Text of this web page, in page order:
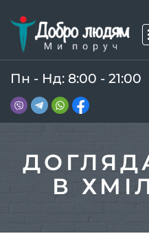
Пн - Нд: 8:00 - 21:00
В